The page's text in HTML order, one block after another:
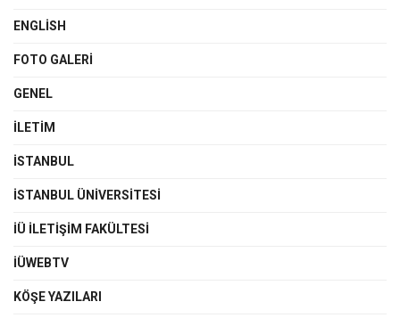
ENGLISH
FOTO GALERI
GENEL
İLETIM
İSTANBUL
İSTANBUL ÜNIVERSITESI
İÜ İLETIŞIM FAKÜLTESI
İÜWEBTV
KÖŞE YAZILARI